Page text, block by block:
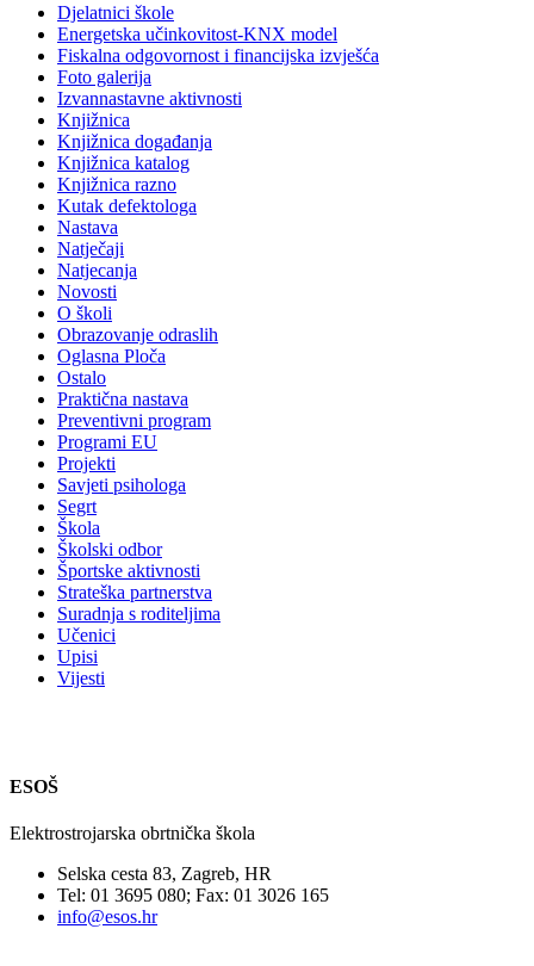
Djelatnici škole
Energetska učinkovitost-KNX model
Fiskalna odgovornost i financijska izvješća
Foto galerija
Izvannastavne aktivnosti
Knjižnica
Knjižnica događanja
Knjižnica katalog
Knjižnica razno
Kutak defektologa
Nastava
Natječaji
Natjecanja
Novosti
O školi
Obrazovanje odraslih
Oglasna Ploča
Ostalo
Praktična nastava
Preventivni program
Programi EU
Projekti
Savjeti psihologa
Segrt
Škola
Školski odbor
Športske aktivnosti
Strateška partnerstva
Suradnja s roditeljima
Učenici
Upisi
Vijesti
ESOŠ
Elektrostrojarska obrtnička škola
Selska cesta 83, Zagreb, HR
Tel: 01 3695 080; Fax: 01 3026 165
info@esos.hr